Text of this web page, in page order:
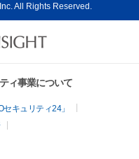
All Rights Reserved.
ィ事業について
キュリティ24」